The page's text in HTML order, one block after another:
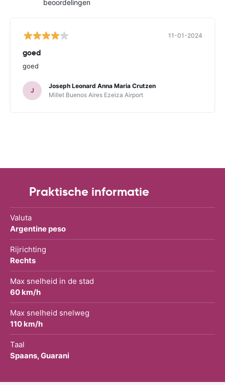
beoordelingen
11-01-2024
goed
goed
J
Joseph Leonard Anna Maria Crutzen
Millet Buenos Aires Ezeiza Airport
Praktische informatie
Valuta
Argentine peso
Rijrichting
Rechts
Max snelheid in de stad
60 km/h
Max snelheid snelweg
110 km/h
Taal
Spaans, Guarani